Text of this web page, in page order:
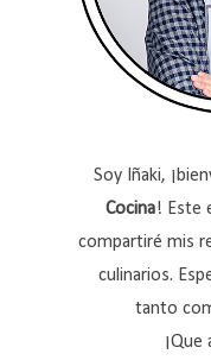
Soy Iñaki,
Cocina! Este
compartiré mis
culinarios.
tanto
¡Que